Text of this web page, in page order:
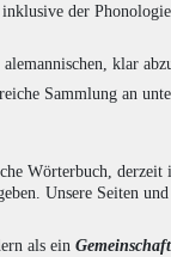
der
klar
Sammlung an
Wörterbuch, derzeit
Unsere Seiten
als ein